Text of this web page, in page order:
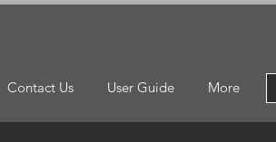
Contact Us User Guide More